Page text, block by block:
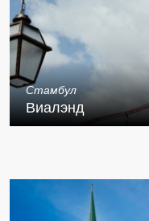
Стамбул
Виалэнд